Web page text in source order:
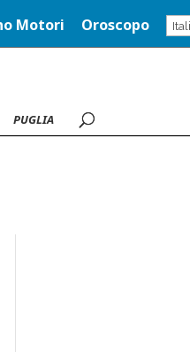
Motori Oroscopo
PUGLIA